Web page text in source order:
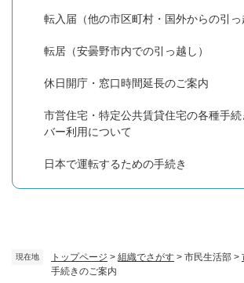
現在地 トップページ > 組織でさがす > 市民生活部 >
手続きのご案内
転入届（他の市区町村・国外からの引っ
転居（安曇野市内での引っ越し）
休日開庁・窓口時間延長のご案内
市営住宅・特定公共賃貸住宅の各種手
バー利用について
日本で運転するための手続き